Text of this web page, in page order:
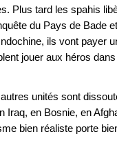
Plus tard les spahis
du Pays de Bade
ils vont payer
jouer aux héros
unités sont
Iraq, en Bosnie, en
bien réaliste porte